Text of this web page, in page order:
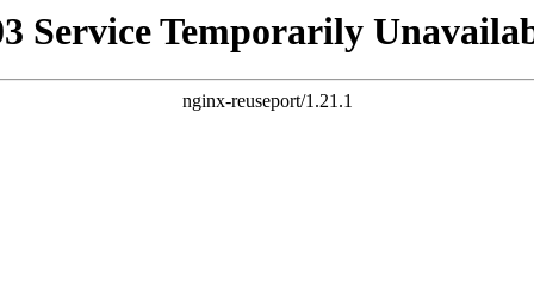
Service Temporarily
nginx-reuseport/1.21.1